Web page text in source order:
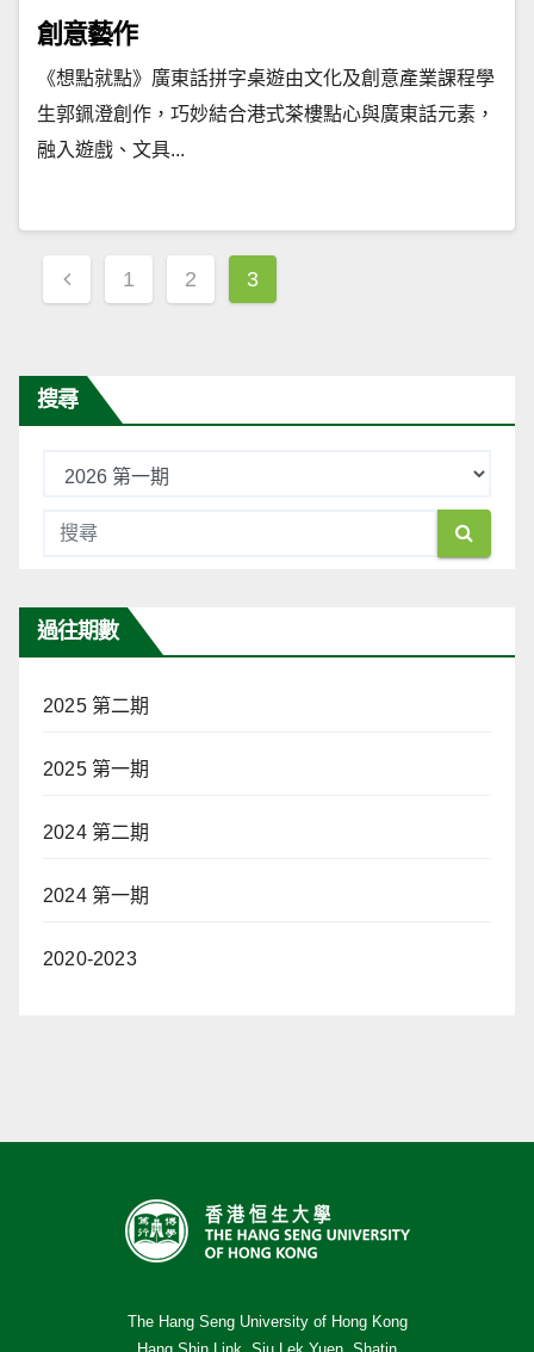
創意藝作
《想點就點》廣東話拼字桌遊由文化及創意產業課程學
生郭𨦨澄創作，巧妙結合港式茶樓點心與廣東話元素，
融入遊戲、文具...
文
章
覽
1 2 3
搜尋
過往期數
2025 第二期
2025 第一期
2024 第二期
2024 第一期
2020-2023
The Hang Seng University of Hong Kong